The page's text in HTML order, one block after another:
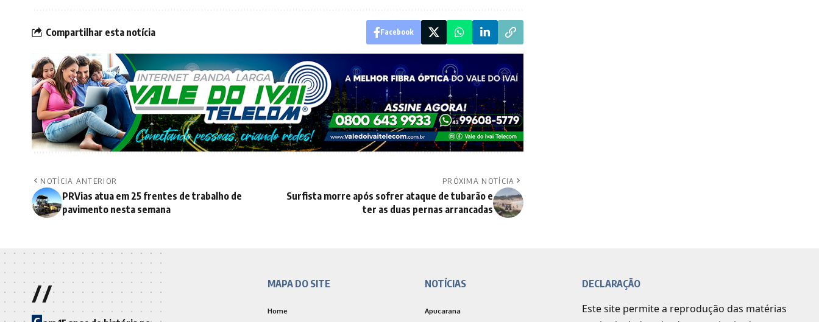
Compartilhar esta notícia Facebook
NOTÍCIA ANTERIOR
PRVias atua em 25 frentes de trabalho de
pavimento nesta semana
PRÓXIMA NOTÍCIA
Surfista morre após sofrer ataque de tubarão e
ter as duas pernas arrancadas
// MAPA DO SITE
Home
NOTÍCIAS
Apucarana
DECLARAÇÃO
Este site permite a reprodução das matérias